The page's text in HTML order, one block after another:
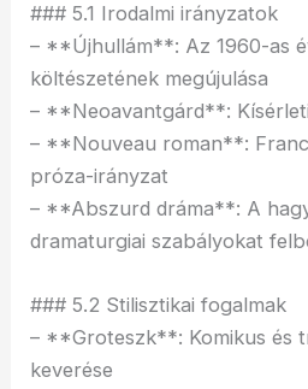
### 5.1 Irodalmi irányzatok
– **Újhullám**: Az 1960-as
költészetének megújulása
– **Neoavantgárd**:
– **Nouveau roman**:
próza-irányzat
– **Abszurd dráma**: A
dramaturgiai szabályokat
### 5.2 Stilisztikai fogalmak
– **Groteszk**: Komikus és
keverése